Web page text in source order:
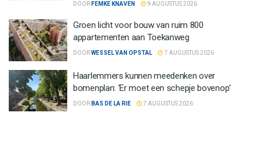
DOOR FEMKE KNAVEN 9 AUGUSTUS 2026
Groen licht voor bouw van ruim 800
appartementen aan Toekanweg
DOORWESSEL VAN OPSTAL 7 AUGUSTUS 2026
Haarlemmers kunnen meedenken over
bomenplan: ‘Er moet een schepje bovenop’
DOOR BAS DE LA RIE 7 AUGUSTUS 2026